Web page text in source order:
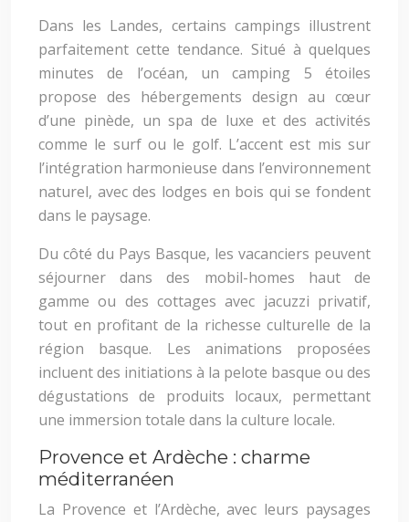
Dans les Landes, certains campings illustrent
parfaitement cette tendance. Situé à quelques
minutes de l’océan, un camping 5 étoiles
propose des hébergements design au cœur
d’une pinède, un spa de luxe et des activités
comme le surf ou le golf. L’accent est mis sur
l’intégration harmonieuse dans l’environnement
naturel, avec des lodges en bois qui se fondent
dans le paysage.
Du côté du Pays Basque, les vacanciers peuvent
séjourner dans des mobil-homes haut de
gamme ou des cottages avec jacuzzi privatif,
tout en profitant de la richesse culturelle de la
région basque. Les animations proposées
incluent des initiations à la pelote basque ou des
dégustations de produits locaux, permettant
une immersion totale dans la culture locale.
Provence et Ardèche : charme
méditerranéen
La Provence et l’Ardèche, avec leurs paysages